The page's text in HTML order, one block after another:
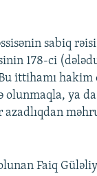
sabiq
178-ci
ittihamı hakim
olunmaqla, ya
azadlıqdan
Faiq